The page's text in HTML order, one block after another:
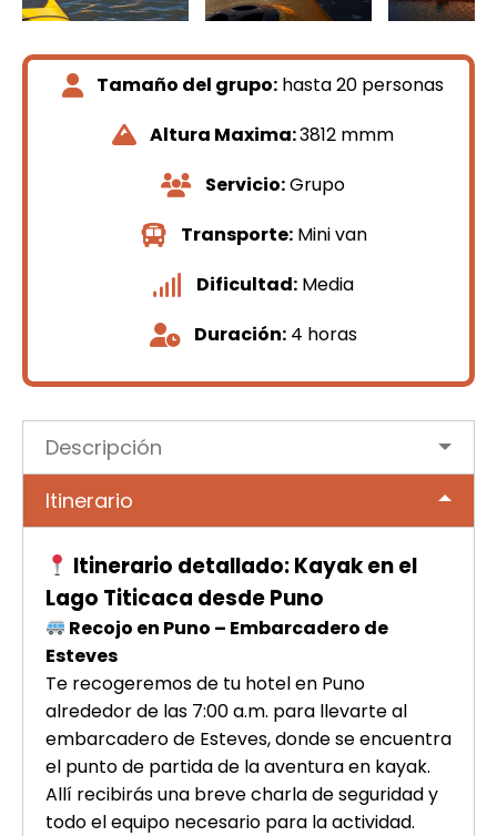
Tamaño del grupo: hasta 20 personas
Altura Maxima:3812 mmm
Servicio:Grupo
Transporte:Mini van
Dificultad: Media
Duración:4 horas
Descripción
Itinerario
Itinerario detallado: Kayak en el
Lago Titicaca desde Puno
Recojo en Puno – Embarcadero de
Esteves
Te recogeremos de tu hotel en Puno
alrededor de las 7:00 a.m. para llevarte al
embarcadero de Esteves, donde se encuentra
el punto de partida de la aventura en kayak.
Allí recibirás una breve charla de seguridad y
todo el equipo necesario para la actividad.